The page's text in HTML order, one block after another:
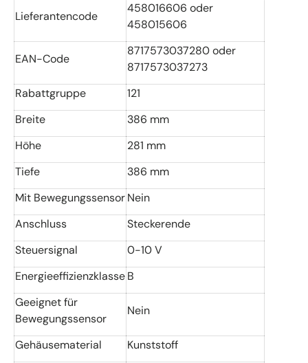
Lieferantencode
458016606 oder
458015606
EAN-Code
8717573037280 oder
8717573037273
Rabattgruppe
121
Breite
386 mm
Höhe
281 mm
Tiefe
386 mm
Mit BewegungssensorNein
Anschluss
Steckerende
Steuersignal
0-10 V
EnergieeffizienzklasseB
Geeignet für
Bewegungssensor
Nein
Gehäusematerial Kunststoff